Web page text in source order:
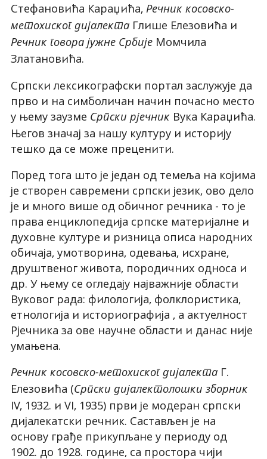
Стефановића Караџића,Речник косовско-
метохиског дијалекта Глише Елезовића и
Речник говора јужне Србије Момчила
Златановића.
Српски лексикографски портал заслужује да
прво и на симболичан начин почасно место
у њему заузме Српски рјечник Вука Караџића.
Његов значај за нашу културу и историју
тешко да се може преценити.
Поред тога што је један од темеља на којима
је створен савремени српски језик, ово дело
је и много више од обичног речника - то је
права енциклопедија српске материјалне и
духовне културе и ризница описа народних
обичаја, умотворина, одевања, исхране,
друштвеног живота, породичних односа и
др. У њему се огледају најважније области
Вуковог рада: филологија, фолклористика,
етнологија и историографија , а актуелност
Рјечника за ове научне области и данас није
умањена.
Речник косовско-метохиског дијалекта Г.
Елезовића (Српски дијалектолошки зборник
IV, 1932. и VI, 1935) први је модеран српски
дијалекатски речник. Састављен је на
основу грађе прикупљане у периоду од
1902. до 1928. године, са простора чији